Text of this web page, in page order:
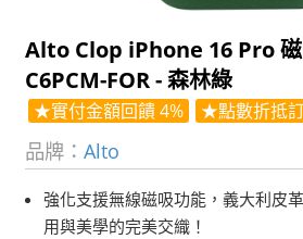
Alto Clop iPhone 16 Pro
C6PCM-FOR - 森林綠
★實付金額回饋 4% ★點數折抵
品牌： Alto
強化支援無線磁吸功能，義大利皮
用與美學的完美交織！